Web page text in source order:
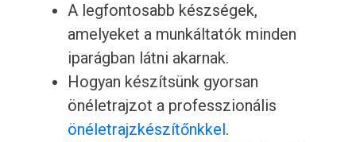
A legfontosabb készségek,
amelyeket a munkáltatók minden
iparágban látni akarnak.
Hogyan készítsünk gyorsan
önéletrajzot a professzionális
önéletrajzkészítőnkkel.